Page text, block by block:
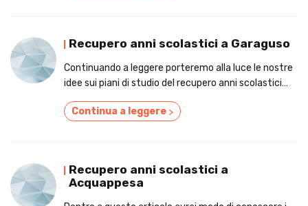
Recupero anni scolastici a Garaguso
Continuando a leggere porteremo alla luce le nostre
idee sui piani di studio del recupero anni scolastici
Continua a leggere >
Recupero anni scolastici a
Acquappesa